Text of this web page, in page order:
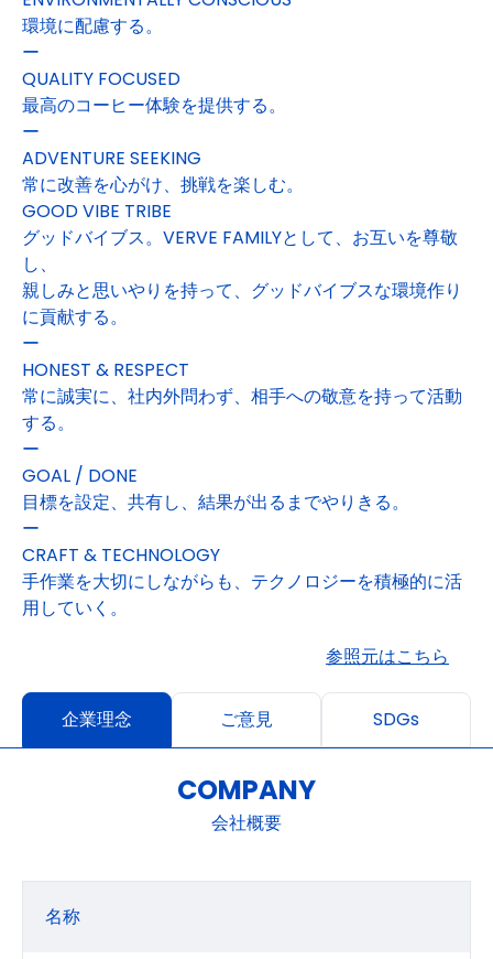
環境に配慮する。
ー
QUALITY FOCUSED
最高のコーヒー体験を提供する。
ー
ADVENTURE SEEKING
常に改善を心がけ、挑戦を楽しむ。
GOOD VIBE TRIBE
グッドバイブス。VERVE FAMILYとして、お互いを尊敬
し、
親しみと思いやりを持って、グッドバイブスな環境作り
に貢献する。
ー
HONEST & RESPECT
常に誠実に、社内外問わず、相手への敬意を持って活動
する。
ー
GOAL / DONE
目標を設定、共有し、結果が出るまでやりきる。
ー
CRAFT & TECHNOLOGY
手作業を大切にしながらも、テクノロジーを積極的に活
用していく。
参照元はこちら
企業理念 ご意見 SDGs
COMPANY
会社概要
名称